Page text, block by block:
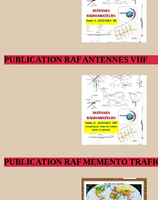
PUBLICATION RAF ANTENNES VHF
PUBLICATION RAF MEMENTO